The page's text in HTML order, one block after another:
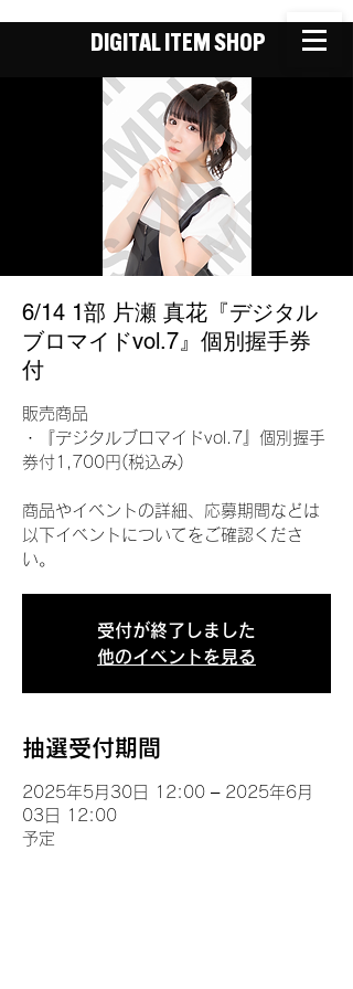
DIGITAL ITEM SHOP
6/14 1部 片瀬 真花『デジタル
ブロマイドvol.7』個別握手券
付
販売商品
・『デジタルブロマイドvol.7』個別握手
券付1,700円(税込み)
商品やイベントの詳細、応募期間などは
以下イベントについてをご確認くださ
い。
受付が終了しました
他のイベントを見る
抽選受付期間
2025年5月30日 12:00 – 2025年6月
03日 12:00
予定